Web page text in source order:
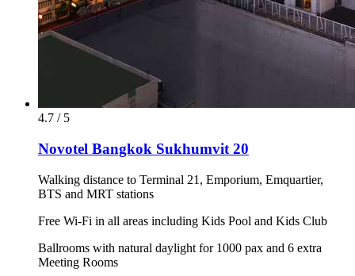
4.7 / 5
Novotel Bangkok Sukhumvit 20
Walking distance to Terminal 21, Emporium, Emquartier,
BTS and MRT stations
Free Wi-Fi in all areas including Kids Pool and Kids Club
Ballrooms with natural daylight for 1000 pax and 6 extra
Meeting Rooms